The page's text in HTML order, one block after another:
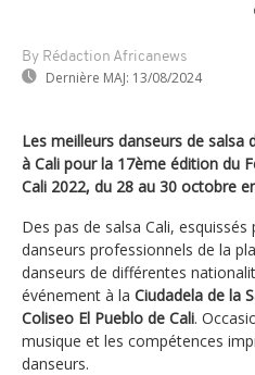
By Rédaction Africanews
Dernière MAJ: 13/08/2024
Les meilleurs danseurs de salsa
à Cali pour la 17ème édition du
Cali 2022, du 28 au 30 octobre
Des pas de salsa Cali, esquissés
danseurs professionnels de la
danseurs de différentes
événement à la Ciudadela de la
Coliseo El Pueblo de Cali.
musique et les compétences
danseurs.